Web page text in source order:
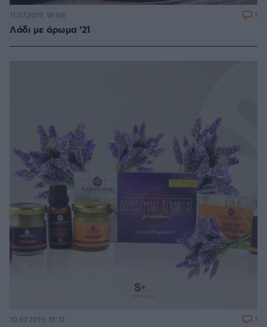
Λάδι με άρωμα '21
11.07.2019, 18:08 1
10.07.2019, 18:31 1